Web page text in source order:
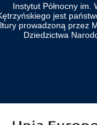
Instytut Północny im.
jest
prowadzoną przez
Dziedzictwa